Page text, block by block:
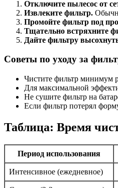
Отключите пылесос от
Извлеките фильтр.
Промойте фильтр под
Тщательно встряхните
Дайте фильтру
Советы по уходу за
Чистите фильтр минимум
Для максимальной
Не сушите фильтр на
Если фильтр потерял
Таблица: Время
Период использования
Интенсивное (ежедневное)